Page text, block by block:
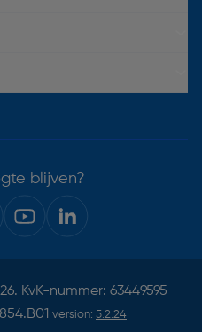
blijven?
KvK-nummer: 63449595
version: 5.2.24